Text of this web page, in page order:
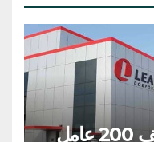
Corporation – توظيف 200 عامل